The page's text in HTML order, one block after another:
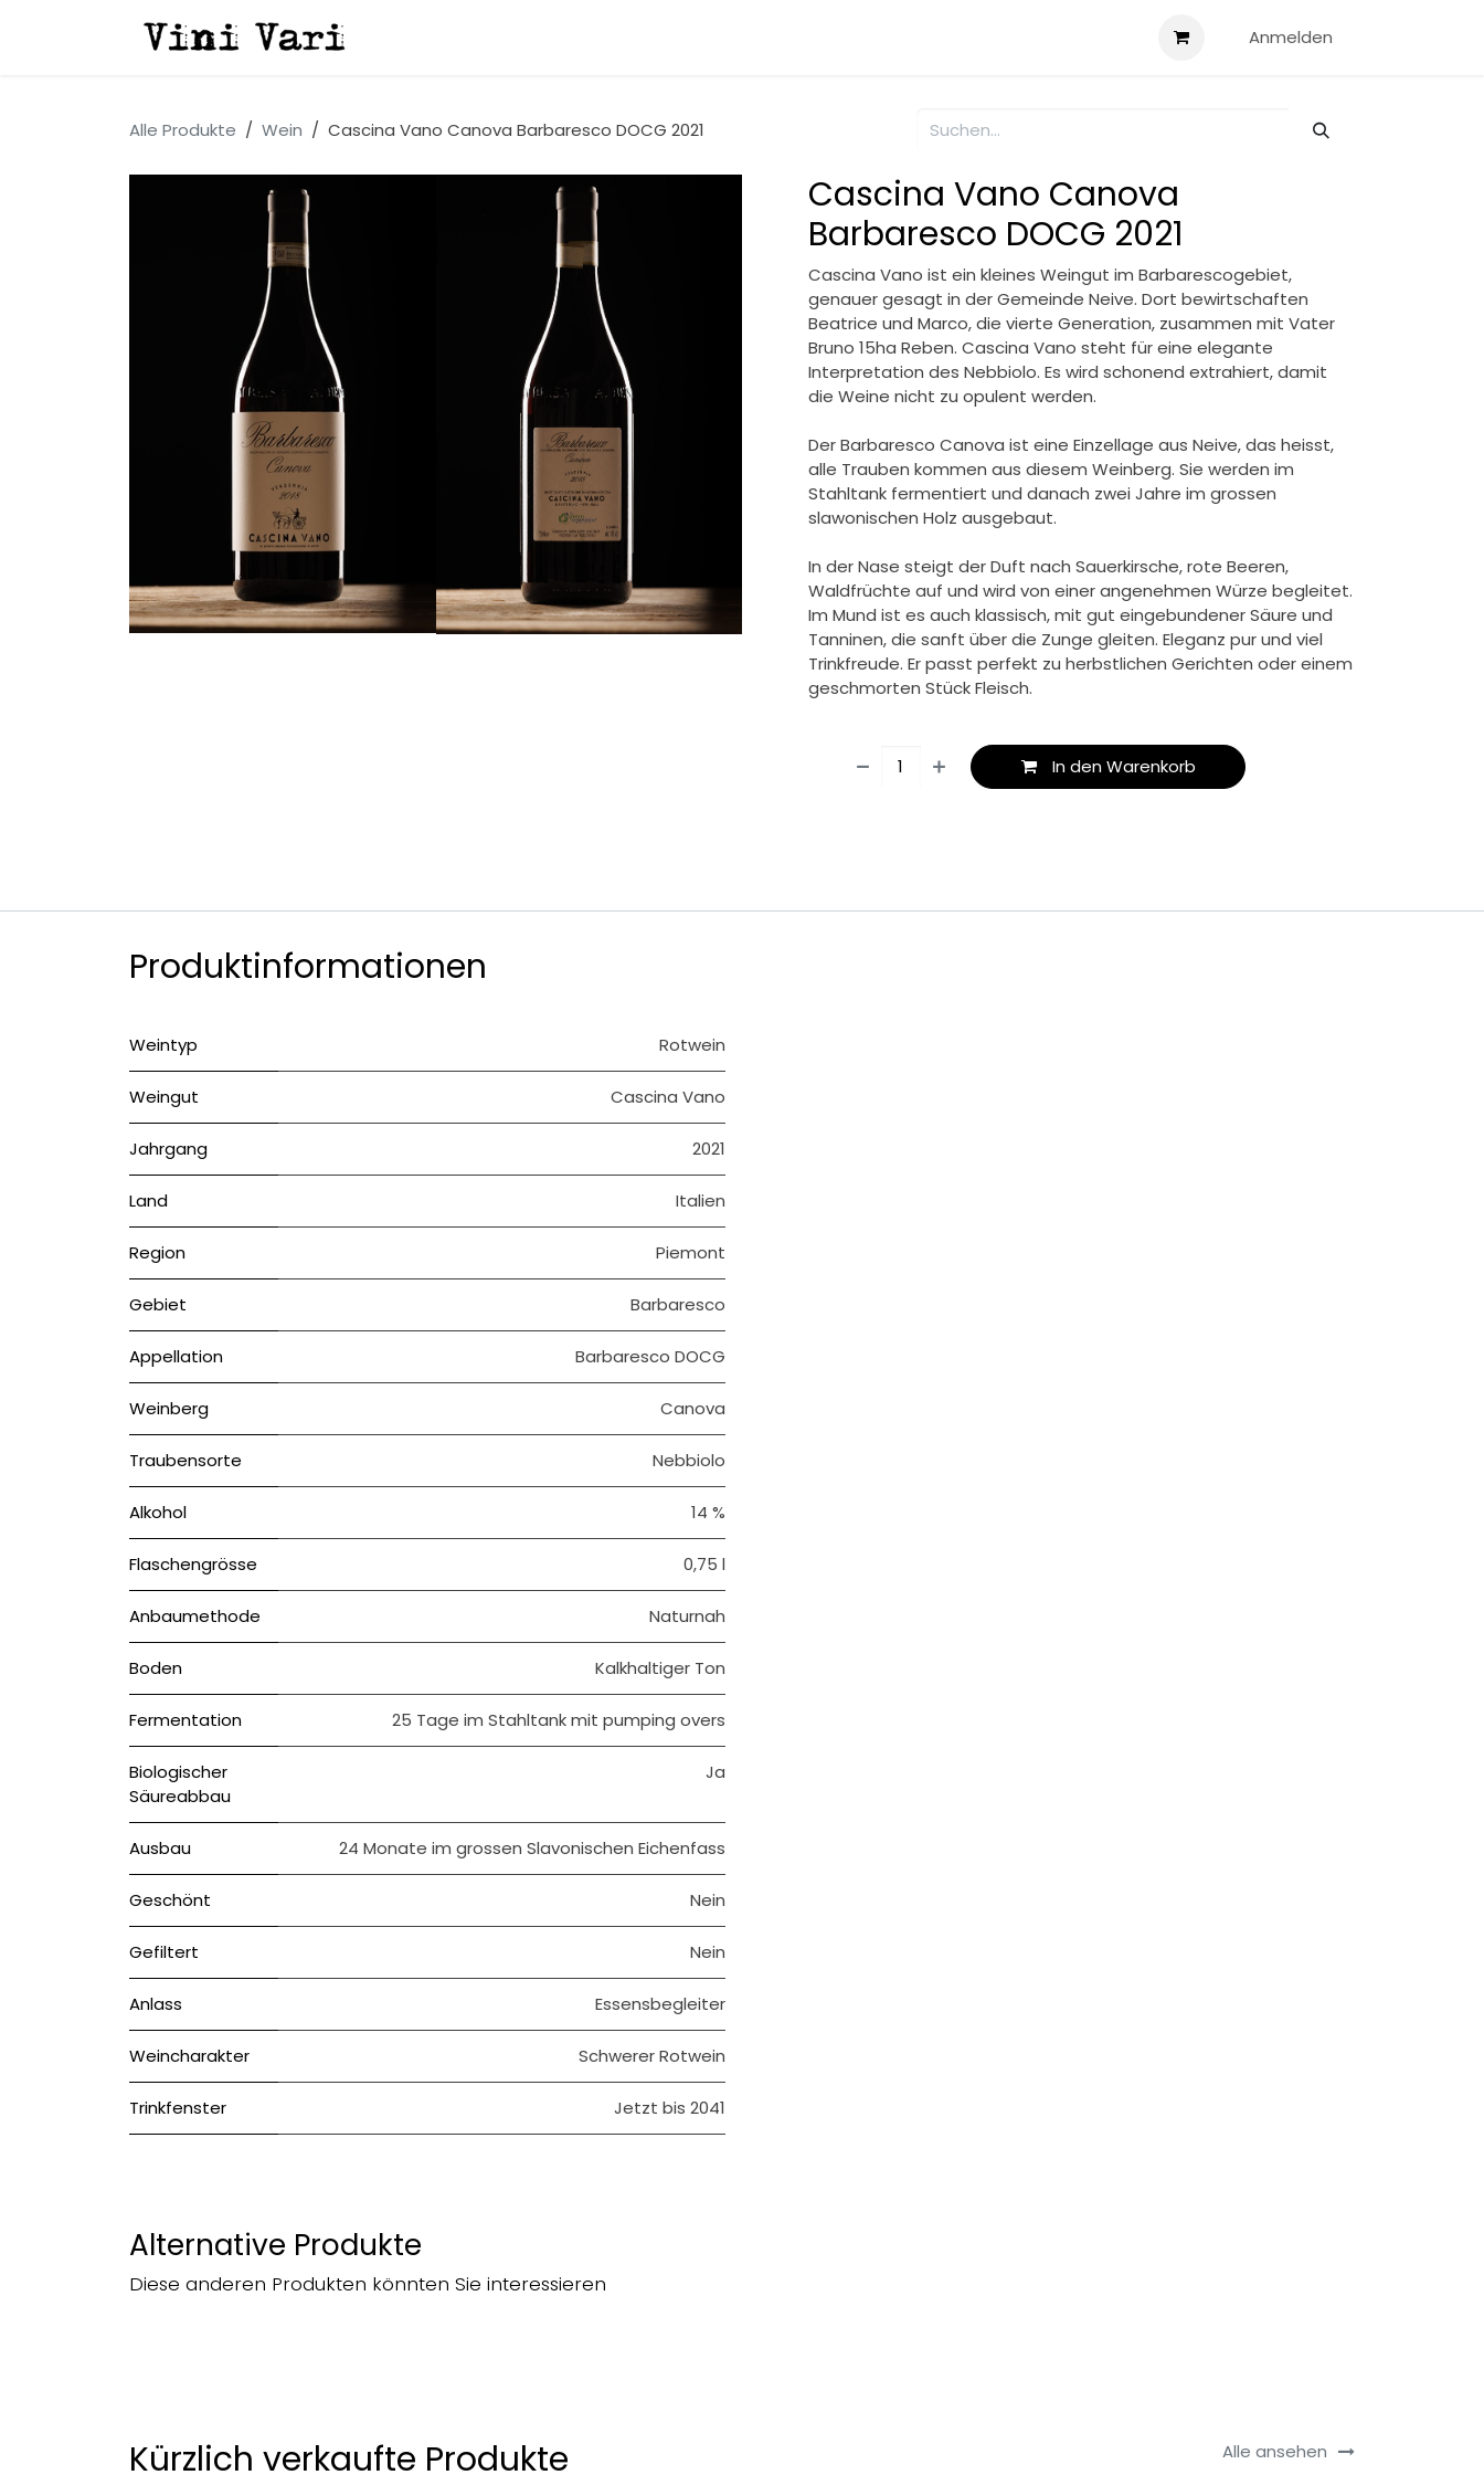
Anmelden
Alle Produkte Wein Cascina Vano Canova Barbaresco DOCG 2021
Cascina Vano Canova
Barbaresco DOCG 2021
Cascina Vano ist ein kleines Weingut im Barbarescogebiet,
genauer gesagt in der Gemeinde Neive. Dort bewirtschaften
Beatrice und Marco, die vierte Generation, zusammen mit Vater
Bruno 15ha Reben. Cascina Vano steht für eine elegante
Interpretation des Nebbiolo. Es wird schonend extrahiert, damit
die Weine nicht zu opulent werden.
Der Barbaresco Canova ist eine Einzellage aus Neive, das heisst,
alle Trauben kommen aus diesem Weinberg. Sie werden im
Stahltank fermentiert und danach zwei Jahre im grossen
slawonischen Holz ausgebaut.
In der Nase steigt der Duft nach Sauerkirsche, rote Beeren,
Waldfrüchte auf und wird von einer angenehmen Würze begleitet.
Im Mund ist es auch klassisch, mit gut eingebundener Säure und
Tanninen, die sanft über die Zunge gleiten. Eleganz pur und viel
Trinkfreude. Er passt perfekt zu herbstlichen Gerichten oder einem
geschmorten Stück Fleisch.
In den Warenkorb
Produktinformationen
Weintyp Rotwein
Weingut Cascina Vano
Jahrgang 2021
Land Italien
Region Piemont
Gebiet Barbaresco
Appellation Barbaresco DOCG
Weinberg Canova
Traubensorte Nebbiolo
Alkohol 14 %
Flaschengrösse 0,75 l
Anbaumethode Naturnah
Boden Kalkhaltiger Ton
Fermentation 25 Tage im Stahltank mit pumping overs
Biologischer
Säureabbau
Ja
Ausbau 24 Monate im grossen Slavonischen Eichenfass
Geschönt Nein
Gefiltert Nein
Anlass Essensbegleiter
Weincharakter Schwerer Rotwein
Trinkfenster Jetzt bis 2041
Alternative Produkte
Diese anderen Produkten könnten Sie interessieren
Kürzlich verkaufte Produkte Alle ansehen